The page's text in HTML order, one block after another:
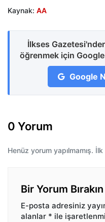
Kaynak: AA
İlkses
öğrenmek için
Google
0 Yorum
Henüz yorum yapılmamış.
Bir Yorum Bırakın
E-posta adresiniz
alanlar * ile